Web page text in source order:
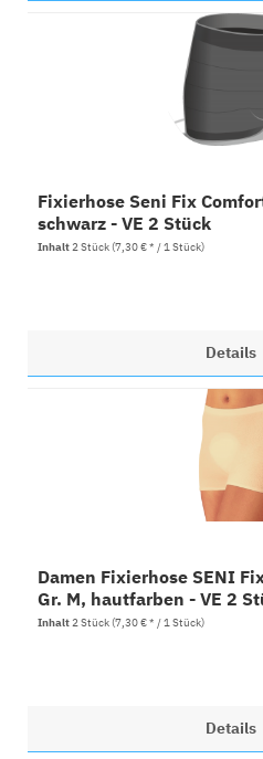
Fixierhose Seni Fix
schwarz - VE 2 Stück
Inhalt2 Stück(7,30 € * / 1 Stück)
Details
Damen Fixierhose SENI
Gr. M, hautfarben - VE 2
Inhalt2 Stück(7,30 € * / 1 Stück)
Details